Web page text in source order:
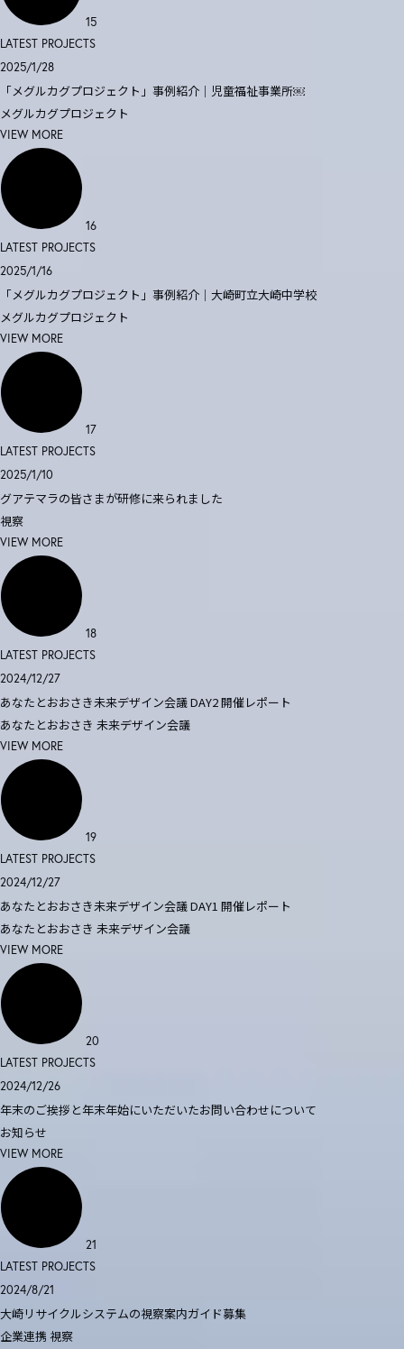
15
LATEST PROJECTS
2025/1/28
「メグルカグプロジェクト」事例紹介｜児童福祉事業所￼
メグルカグプロジェクト
VIEW MORE
16
LATEST PROJECTS
2025/1/16
「メグルカグプロジェクト」事例紹介｜大崎町立大崎中学校
メグルカグプロジェクト
VIEW MORE
17
LATEST PROJECTS
2025/1/10
グアテマラの皆さまが研修に来られました
視察
VIEW MORE
18
LATEST PROJECTS
2024/12/27
あなたとおおさき未来デザイン会議 DAY2 開催レポート
あなたとおおさき 未来デザイン会議
VIEW MORE
19
LATEST PROJECTS
2024/12/27
あなたとおおさき未来デザイン会議 DAY1 開催レポート
あなたとおおさき 未来デザイン会議
VIEW MORE
20
LATEST PROJECTS
2024/12/26
年末のご挨拶と年末年始にいただいたお問い合わせについて
お知らせ
VIEW MORE
21
LATEST PROJECTS
2024/8/21
大崎リサイクルシステムの視察案内ガイド募集
企業連携 視察